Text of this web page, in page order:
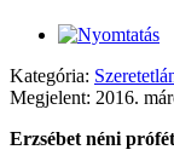
Kategória:
Megjelent: 2016.
Erzsébet néni